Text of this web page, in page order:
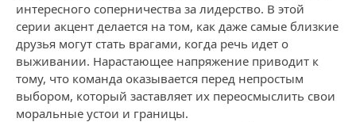
интересного соперничества за лидерство. В этой
серии акцент делается на том, как даже самые близкие
друзья могут стать врагами, когда речь идет о
выживании. Нарастающее напряжение приводит к
тому, что команда оказывается перед непростым
выбором, который заставляет их переосмыслить свои
моральные устои и границы.